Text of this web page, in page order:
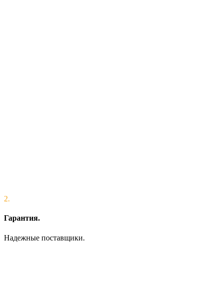
2.
Гарантия.
Надежные поставщики.